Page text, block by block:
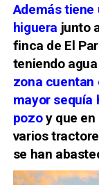
Además tiene
higuera junto
finca de El
teniendo
zona cuentan
mayor sequía
pozoy que en
varios
se han